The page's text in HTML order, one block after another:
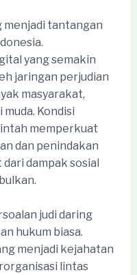
menjadi tantangan
yang semakin
jaringan perjudian
masyarakat,
Kondisi
memperkuat
dan penindakan
dampak sosial
judi daring
hukum biasa.
menjadi kejahatan
lintas